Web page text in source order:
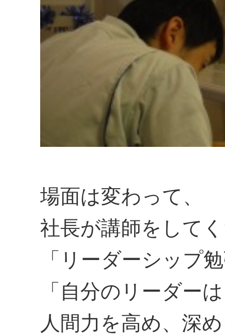
場面は変わって、
社長が講師をして
「リーダーシップ
「自分のリーダー
人間力を高め、深